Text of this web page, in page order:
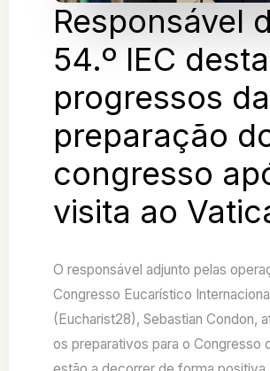
Responsável
54.º IEC
progressos da
preparação
congresso
visita ao
O responsável adjunto pelas
Congresso Eucarístico
(Eucharist28), Sebastian Condon,
os preparativos para o Congresso